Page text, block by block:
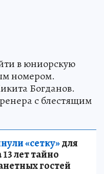
в юниорскую
номером.
Богданов.
с блестящим
«сетку»для
лет тайно
гостей